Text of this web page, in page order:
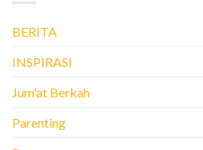
BERITA
INSPIRASI
Jum'at Berkah
Parenting